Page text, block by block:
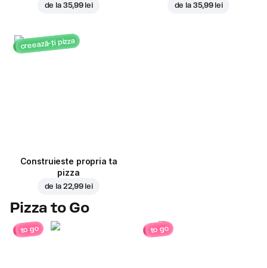
de la 35,99 lei de la 35,99 lei
creează-ți pizza
Construieste propria ta
pizza
de la 22,99 lei
Pizza to Go
to go to go